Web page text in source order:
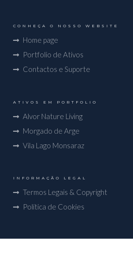
CONHEÇA O NOSSO WEBSITE
Home page
Portfolio de Ativos
Contactos e Suporte
ATIVOS EM PORTFOLIO
Alvor Nature Living
Morgado de Arge
Vila Lago Monsaraz
INFORMAÇÃO LEGAL
Termos Legais & Copyright
Política de Cookies